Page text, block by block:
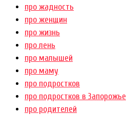
про жадность
про женщин
про жизнь
про лень
про малышей
про маму
про подростков
про подростков в Запорожье
про родителей